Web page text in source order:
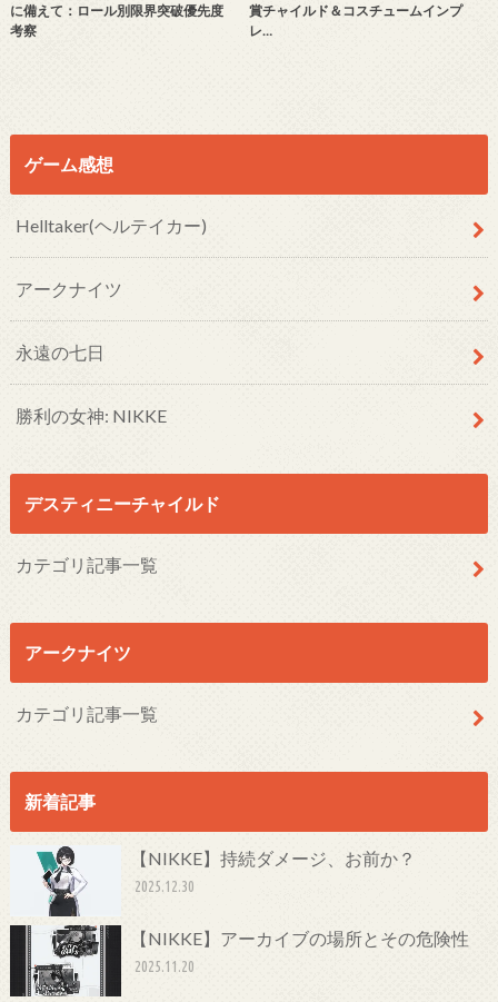
に備えて：ロール別限界突破優先度
考察
賞チャイルド＆コスチュームインプ
レ…
ゲーム感想
Helltaker(ヘルテイカー)
アークナイツ
永遠の七日
勝利の女神: NIKKE
デスティニーチャイルド
カテゴリ記事一覧
アークナイツ
カテゴリ記事一覧
新着記事
【NIKKE】持続ダメージ、お前か？
2025.12.30
【NIKKE】アーカイブの場所とその危険性
2025.11.20